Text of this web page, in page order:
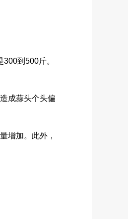
到500斤。
成蒜头个头偏
增加。此外，